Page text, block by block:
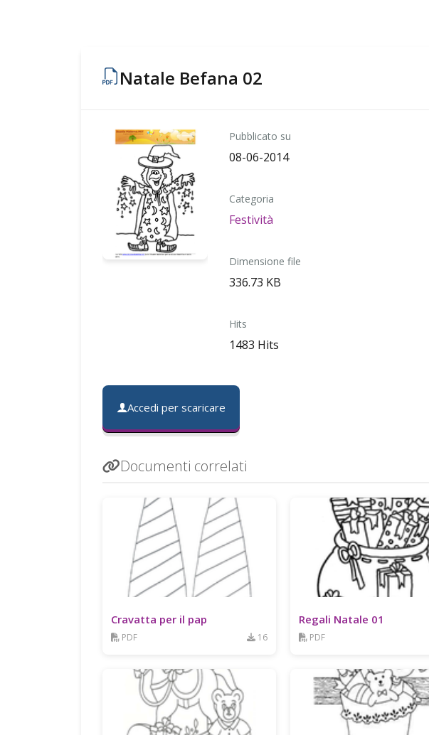
Natale Befana 02
Pubblicato su
08-06-2014
Categoria
Festività
Dimensione file
336.73 KB
Hits
1483 Hits
Accedi per scaricare
Documenti correlati
Cravatta per il pap
PDF 16
Regali Natale 01
PDF